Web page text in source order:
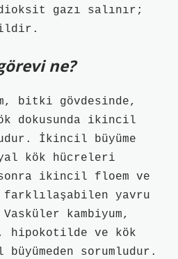
gazı salınır;
ne?
bitki gövdesinde,
dokusunda ikincil
İkincil büyüme
kök hücreleri
ikincil floem ve
yavru
kambiyum,
hipokotilde ve kök
sorumludur.